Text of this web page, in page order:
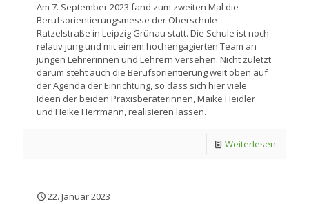
Am 7. September 2023 fand zum zweiten Mal die
Berufsorientierungsmesse der Oberschule
Ratzelstraße in Leipzig Grünau statt. Die Schule ist noch
relativ jung und mit einem hochengagierten Team an
jungen Lehrerinnen und Lehrern versehen. Nicht zuletzt
darum steht auch die Berufsorientierung weit oben auf
der Agenda der Einrichtung, so dass sich hier viele
Ideen der beiden Praxisberaterinnen, Maike Heidler
und Heike Herrmann, realisieren lassen.
Weiterlesen
22. Januar 2023